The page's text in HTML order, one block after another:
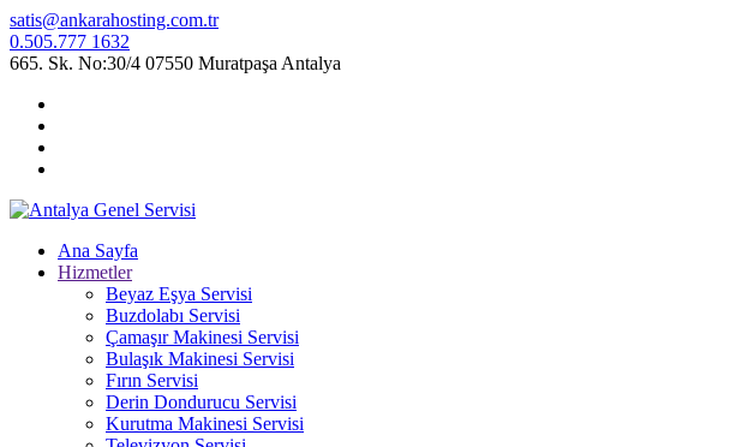
satis@ankarahosting.com.tr
0.505.777 1632
665. Sk. No:30/4 07550 Muratpaşa Antalya
Ana Sayfa
Hizmetler
Beyaz Eşya Servisi
Buzdolabı Servisi
Çamaşır Makinesi Servisi
Bulaşık Makinesi Servisi
Fırın Servisi
Derin Dondurucu Servisi
Kurutma Makinesi Servisi